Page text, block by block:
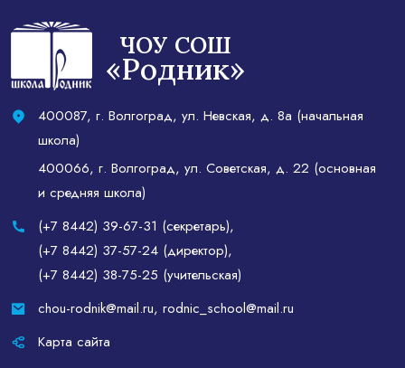
ЧОУ СОШ
«Родник»
400087, г. Волгоград, ул. Невская, д. 8а (начальная
школа)
400066, г. Волгоград, ул. Советская, д. 22 (основная
и средняя школа)
(+7 8442) 39-67-31 (секретарь),
(+7 8442) 37-57-24 (директор),
(+7 8442) 38-75-25 (учительская)
chou-rodnik@mail.ru, rodnic_school@mail.ru
Карта сайта